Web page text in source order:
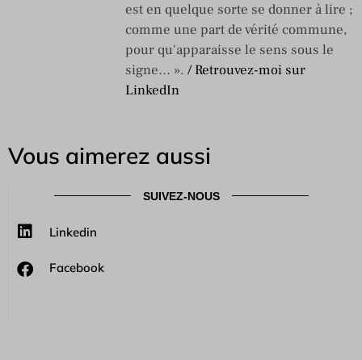
est en quelque sorte se donner à lire ;
comme une part de vérité commune,
pour qu'apparaisse le sens sous le
signe… ». / Retrouvez-moi sur
LinkedIn
Vous aimerez aussi
SUIVEZ-NOUS
Linkedin
Facebook